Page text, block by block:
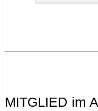
MITGLIED im